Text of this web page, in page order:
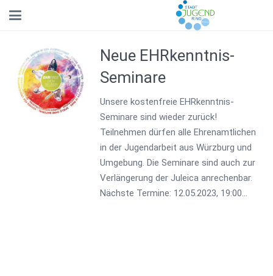
Neue EHRkenntnis-
Seminare
Unsere kostenfreie EHRkenntnis-
Seminare sind wieder zurück!
Teilnehmen dürfen alle Ehrenamtlichen
in der Jugendarbeit aus Würzburg und
Umgebung. Die Seminare sind auch zur
Verlängerung der Juleica anrechenbar.
Nächste Termine: 12.05.2023, 19:00…